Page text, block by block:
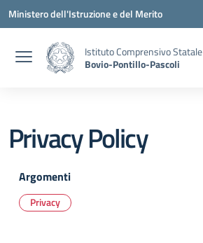
Vai ai contenuti
Vai al menu di navigazione
Vai al footer
Ministero dell'Istruzione e del Merito
Istituto Comprensivo Statale
Bovio-Pontillo-Pascoli
Privacy Policy
Argomenti
Privacy